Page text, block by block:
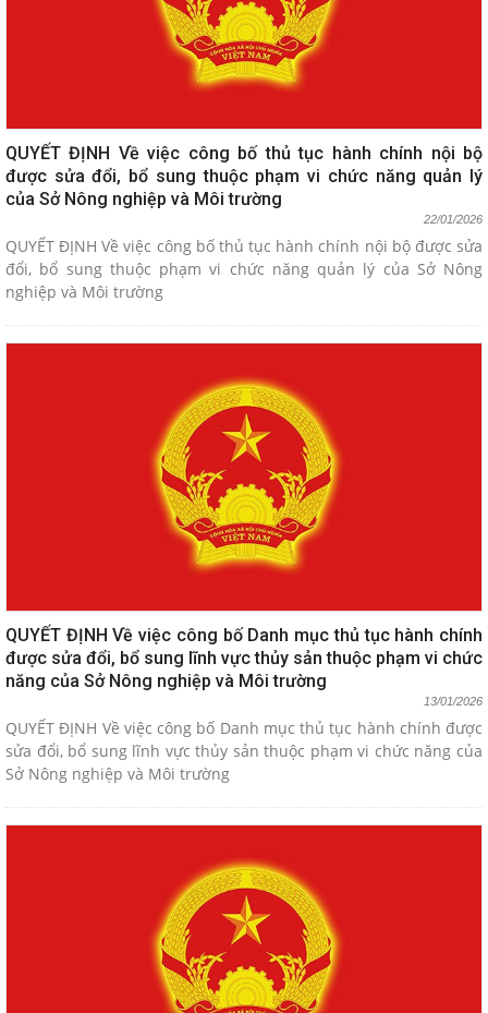
QUYẾT ĐỊNH Về việc công bố thủ tục hành chính nội bộ
được sửa đổi, bổ sung thuộc phạm vi chức năng quản lý
của Sở Nông nghiệp và Môi trường
22/01/2026
QUYẾT ĐỊNH Về việc công bố thủ tục hành chính nội bộ được sửa
đổi, bổ sung thuộc phạm vi chức năng quản lý của Sở Nông
nghiệp và Môi trường
QUYẾT ĐỊNH Về việc công bố Danh mục thủ tục hành chính
được sửa đổi, bổ sung lĩnh vực thủy sản thuộc phạm vi chức
năng của Sở Nông nghiệp và Môi trường
13/01/2026
QUYẾT ĐỊNH Về việc công bố Danh mục thủ tục hành chính được
sửa đổi, bổ sung lĩnh vực thủy sản thuộc phạm vi chức năng của
Sở Nông nghiệp và Môi trường